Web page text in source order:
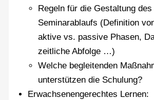
Regeln für die Gestaltung des
Seminarablaufs (Definition
aktive vs. passive Phasen,
zeitliche Abfolge …)
Welche begleitenden
unterstützen die Schulung?
Erwachsenengerechtes Lernen: